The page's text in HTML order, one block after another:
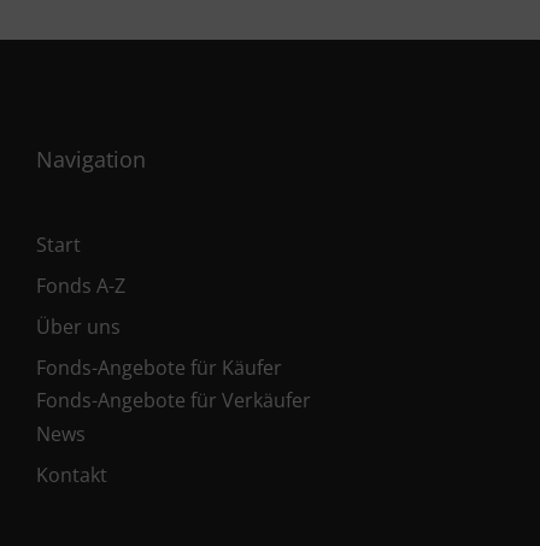
Navigation
Start
Fonds A-Z
Über uns
Fonds-Angebote für Käufer
Fonds-Angebote für Verkäufer
News
Kontakt